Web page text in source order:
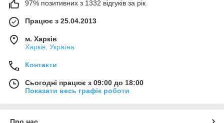
97% позитивних з 1332 відгуків за рік
Працює з 25.04.2013
м. Харків
Харків, Україна
Контакти
Сьогодні працює з 09:00 до 18:00
Показати весь графік роботи